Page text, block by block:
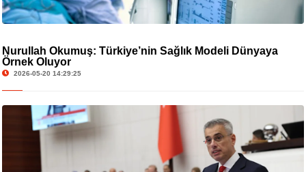
Nurullah Okumuş: Türkiye’nin Sağlık Modeli Dünyaya
Örnek Oluyor
2026-05-20 14:29:25